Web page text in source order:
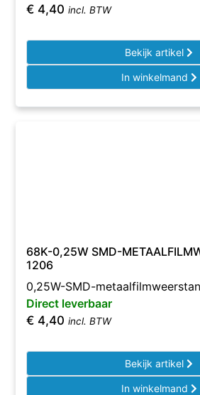
€ 4,40 incl. BTW
Bekijk artikel
In winkelmand
68K-0,25W SMD-
1206
0,25W-SMD-
Direct leverbaar
€ 4,40 incl. BTW
Bekijk artikel
In winkelmand